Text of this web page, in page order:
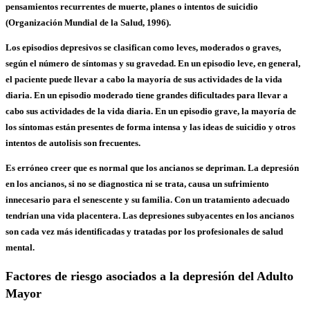
pensamientos recurrentes de muerte, planes o intentos de suicidio
(Organización Mundial de la Salud, 1996).
Los episodios depresivos se clasifican como leves, moderados o graves,
según el número de síntomas y su gravedad. En un episodio leve, en general,
el paciente puede llevar a cabo la mayoría de sus actividades de la vida
diaria. En un episodio moderado tiene grandes dificultades para llevar a
cabo sus actividades de la vida diaria. En un episodio grave, la mayoría de
los síntomas están presentes de forma intensa y las ideas de suicidio y otros
intentos de autolisis son frecuentes.
Es erróneo creer que es normal que los ancianos se depriman. La depresión
en los ancianos, si no se diagnostica ni se trata, causa un sufrimiento
innecesario para el senescente y su familia. Con un tratamiento adecuado
tendrían una vida placentera. Las depresiones subyacentes en los ancianos
son cada vez más identificadas y tratadas por los profesionales de salud
mental.
Factores de riesgo asociados a la depresión del Adulto
Mayor